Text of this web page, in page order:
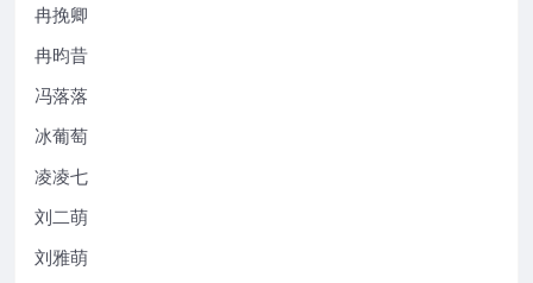
冉挽卿
冉昀昔
冯落落
冰葡萄
凌凌七
刘二萌
刘雅萌